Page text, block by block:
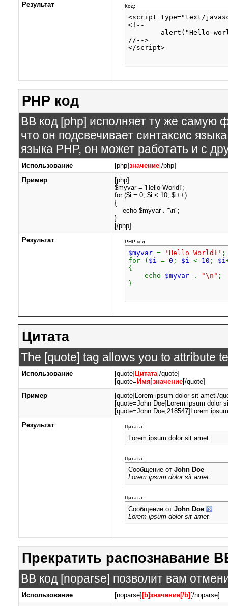
Результат
Код:
<script type="text/
<!--
//-->
</script>
PHP код
BB код [php] исполняет ту же самую
что он подсвечивает синтаксис
языка PHP, он может работать и с
Использование [php]значение[/php]
Пример
[php]
$myvar = 'Hello World!';
for ($i = 0; $i < 10; $i++)
{
echo $myvar . "\n";
}
[/php]
Результат
PHP код:
$myvar = 'Hello World!' ;
for ( $i = 0 ; $i < 10 ; $i
{
echo $myvar . "\n" ;
}
Цитата
The [quote] tag allows you to attribute
Использование [quote] Цитата[/quote]
[quote= Имя]значение[/quote]
Пример
[quote]Lorem ipsum dolor sit amet[/
[quote=John Doe]Lorem ipsum dolor
[quote=John Doe;218547]Lorem
Результат
Цитата:
Lorem ipsum dolor sit amet
Цитата:
Сообщение от John Doe
Lorem ipsum dolor sit amet
Цитата:
Сообщение от John Doe
Lorem ipsum dolor sit amet
Прекратить распознавание
BB код [noparse] позволит вам
Использование [noparse] [b]значение[/b] [/noparse]